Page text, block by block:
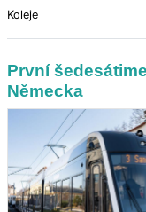
Koleje
První
Německa